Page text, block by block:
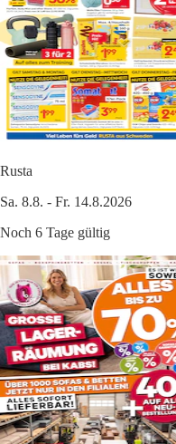
Rusta
Sa. 8.8. - Fr. 14.8.2026
Noch 6 Tage gültig